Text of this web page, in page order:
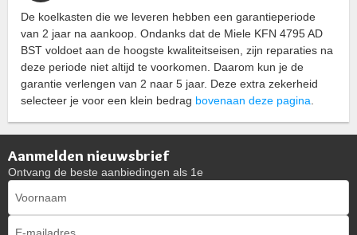
De koelkasten die we leveren hebben een garantieperiode
van 2 jaar na aankoop. Ondanks dat de Miele KFN 4795 AD
BST voldoet aan de hoogste kwaliteitseisen, zijn reparaties na
deze periode niet altijd te voorkomen. Daarom kun je de
garantie verlengen van 2 naar 5 jaar. Deze extra zekerheid
selecteer je voor een klein bedrag bovenaan deze pagina.
Aanmelden nieuwsbrief
Ontvang de beste aanbiedingen als 1e